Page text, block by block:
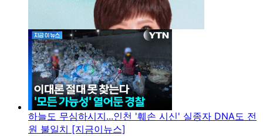
하늘도 무심하시지...인천 '훼손 시신' 실종자 DNA도 전
원 불일치 [지금이뉴스]